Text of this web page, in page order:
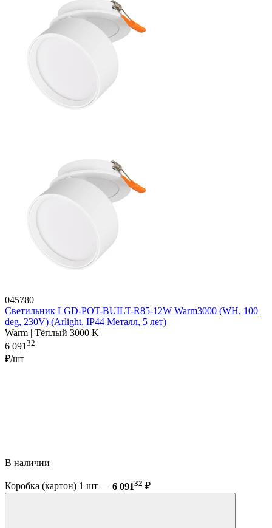
045780
Светильник LGD-POT-BUILT-R85-12W Warm3000 (WH, 100
deg, 230V) (Arlight, IP44 Металл, 5 лет)
Warm | Тёплый 3000 K
6 091 32
₽/шт
В наличии
Коробка (картон) 1 шт — 6 09132 ₽